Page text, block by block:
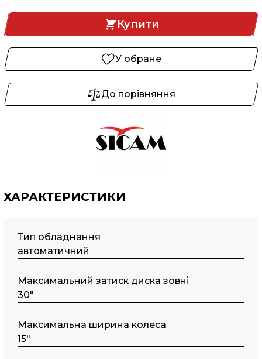
Купити
У обране
До порівняння
ХАРАКТЕРИСТИКИ
Тип обладнання
автоматичний
Maкcимaльний затиск диска зовні
30"
Максимальна ширина колеса
15"